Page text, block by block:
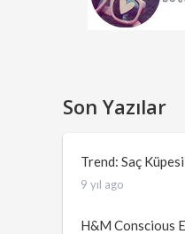
Son Yazılar
Trend: Saç
9 yıl ago
H&M Conscious